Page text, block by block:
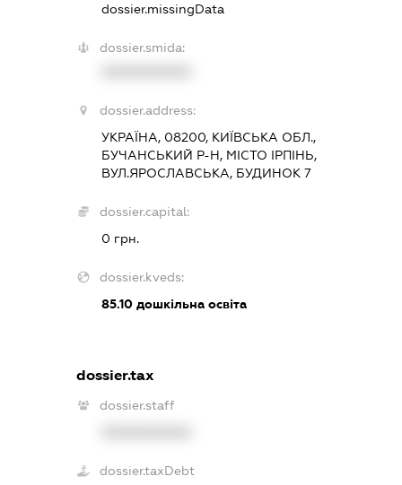
dossier.missingData
dossier.smida:
dossier.address:
УКРАЇНА, 08200, КИЇВСЬКА ОБЛ.,
БУЧАНСЬКИЙ Р-Н, МІСТО ІРПІНЬ,
ВУЛ.ЯРОСЛАВСЬКА, БУДИНОК 7
dossier.capital:
0 грн.
dossier.kveds:
85.10дошкільна освіта
dossier.tax
dossier.staff
dossier.taxDebt